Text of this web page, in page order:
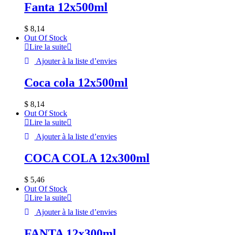
Fanta 12x500ml
$ 8,14
Out Of Stock
Lire la suite
Ajouter à la liste d’envies
Coca cola 12x500ml
$ 8,14
Out Of Stock
Lire la suite
Ajouter à la liste d’envies
COCA COLA 12x300ml
$ 5,46
Out Of Stock
Lire la suite
Ajouter à la liste d’envies